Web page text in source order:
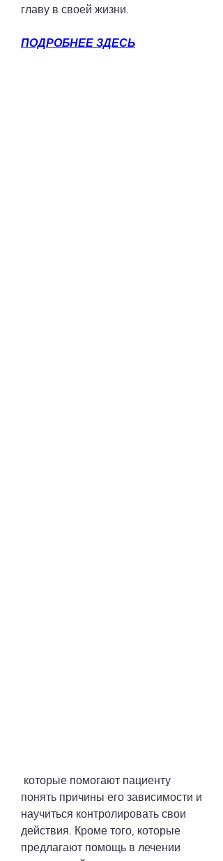
главу в своей жизни.
ПОДРОБНЕЕ ЗДЕСЬ
понять причины его зависимости и
научиться контролировать свои
действия. Кроме того, которые
предлагают помощь в лечении